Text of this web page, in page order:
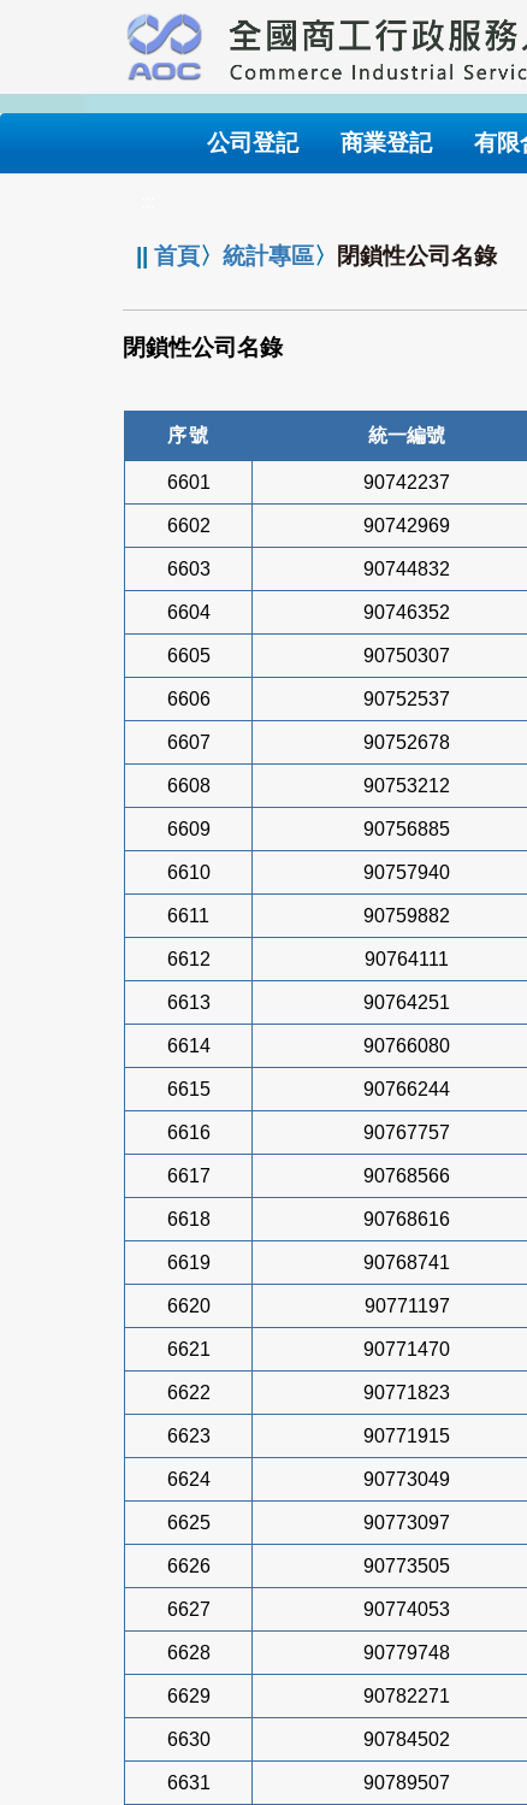
要
內
公司登記 商業登記 有限
||首頁〉統計專區〉 閉鎖性公司名錄
閉鎖性公司名錄
序號 統一編號
6601 90742237
6602 90742969
6603 90744832
6604 90746352
6605 90750307
6606 90752537
6607 90752678
6608 90753212
6609 90756885
6610 90757940
6611 90759882
6612 90764111
6613 90764251
6614 90766080
6615 90766244
6616 90767757
6617 90768566
6618 90768616
6619 90768741
6620 90771197
6621 90771470
6622 90771823
6623 90771915
6624 90773049
6625 90773097
6626 90773505
6627 90774053
6628 90779748
6629 90782271
6630 90784502
6631 90789507